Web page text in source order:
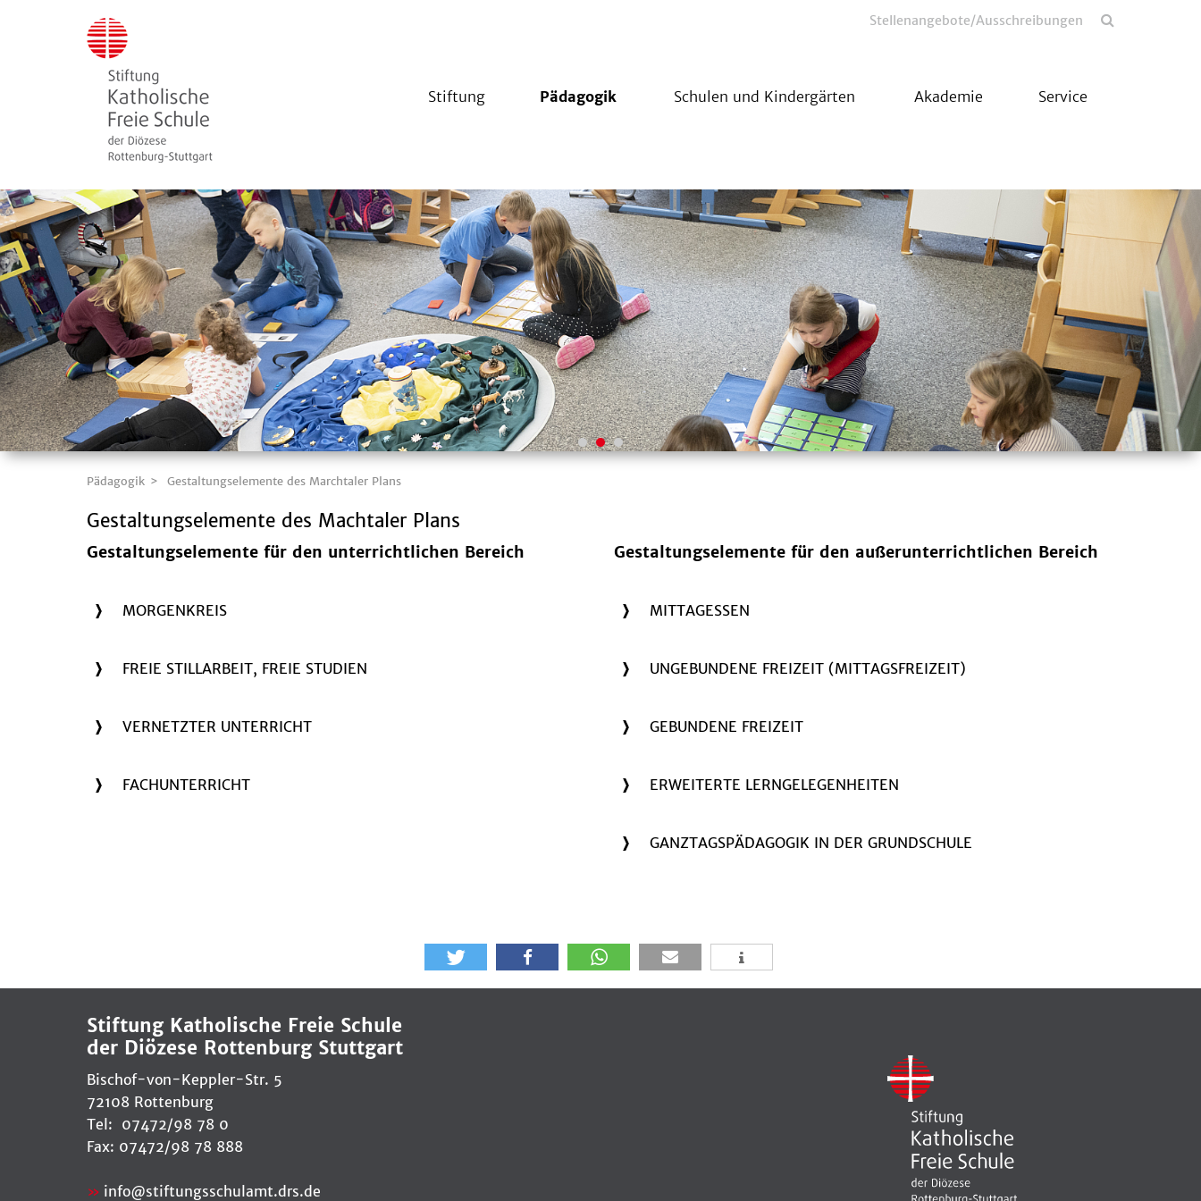
Stellenangebote/Ausschreibungen
Stiftung Pädagogik Schulen und Kindergärten Akademie Service
Pädagogik Gestaltungselemente des Marchtaler Plans
Gestaltungselemente des Machtaler Plans
Gestaltungselemente für den unterrichtlichen Bereich
MORGENKREIS
FREIE STILLARBEIT, FREIE STUDIEN
VERNETZTER UNTERRICHT
FACHUNTERRICHT
Gestaltungselemente für den außerunterrichtlichen Bereich
MITTAGESSEN
UNGEBUNDENE FREIZEIT (MITTAGSFREIZEIT)
GEBUNDENE FREIZEIT
ERWEITERTE LERNGELEGENHEITEN
GANZTAGSPÄDAGOGIK IN DER GRUNDSCHULE
Stiftung Katholische Freie Schule
der Diözese Rottenburg Stuttgart
Bischof-von-Keppler-Str. 5
72108 Rottenburg
Tel: 07472/98 78 0
Fax: 07472/98 78 888
info@stiftungsschulamt.drs.de